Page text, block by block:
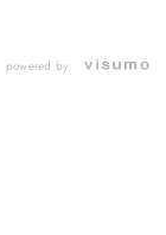
powered by